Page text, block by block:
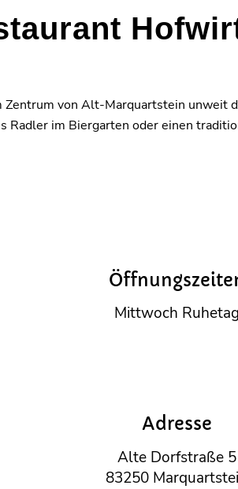
von Alt-Marquartstein unweit
Radler im Biergarten oder einen
Mittwoch Ruhetag
Adresse
Alte Dorfstraße 5
83250